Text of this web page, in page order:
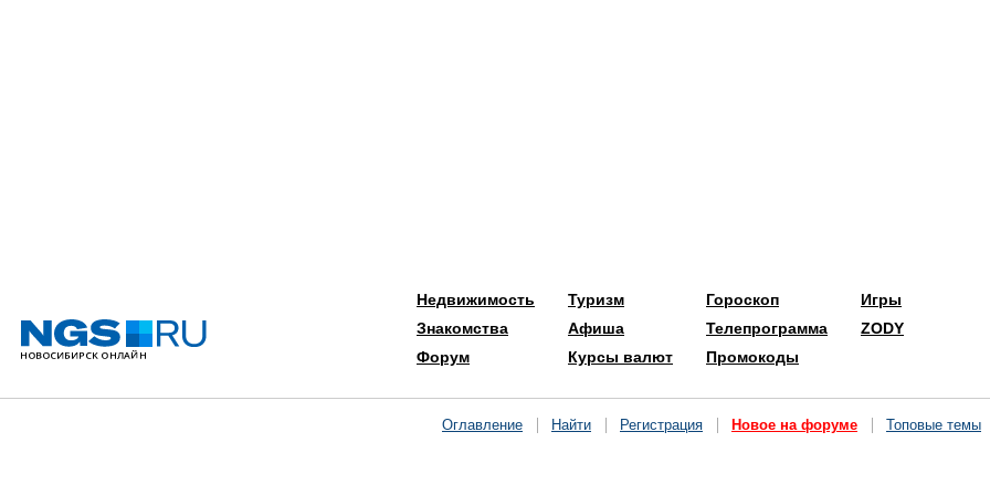
Недвижимость
Знакомства
Форум
Туризм
Афиша
Курсы валют
Гороскоп
Телепрограмма
Промокоды
Игры
ZODY
Оглавление Найти Регистрация Новое на форуме Топовые темы